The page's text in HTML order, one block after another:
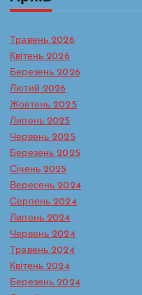
Травень 2026
Квітень 2026
Березень 2026
Лютий 2026
Жовтень 2025
Липень 2025
Червень 2025
Березень 2025
Січень 2025
Вересень 2024
Серпень 2024
Липень 2024
Червень 2024
Травень 2024
Квітень 2024
Березень 2024
поводження з дітьми